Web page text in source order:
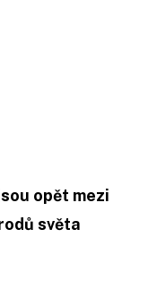
opět mezi
světa